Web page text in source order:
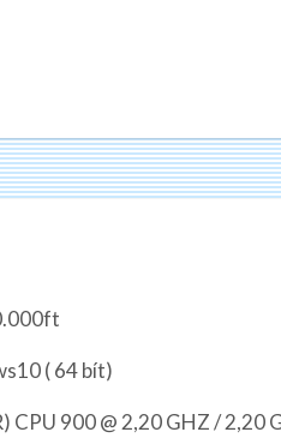
( 64 bít)
CPU 900 @ 2,20 GHZ / 2,20